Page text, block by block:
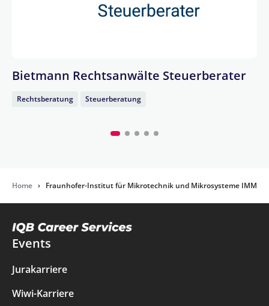
Bietmann Rechtsanwälte Steuerberater
Rechtsberatung Steuerberatung
Home › Fraunhofer-Institut für Mikrotechnik und Mikrosysteme IMM
Events
Jurakarriere
Wiwi-Karriere